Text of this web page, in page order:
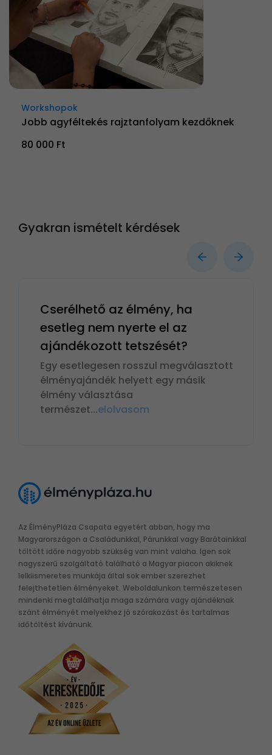
Workshopok
Jobb agyféltekés rajztanfolyam kezdőknek
80 000 Ft
Gyakran ismételt kérdések
Cserélhető az élmény, ha
esetleg nem nyerte el az
ajándékozott tetszését?
Egy esetlegesen rosszul megválasztott
élményajándék helyett egy másik
élmény választása
természet...elolvasom
Az ÉlményPláza Csapata egyetért abban, hogy ma
Magyarországon a Családunkkal, Párunkkal vagy Barátainkkal
töltött időre nagyobb szükség van mint valaha. Igen sok
nagyszerű szolgáltató található a Magyar piacon akiknek
lelkiismeretes munkája által sok ember szerezhet
felejthetetlen élményeket. Weboldalunkon természetesen
mindenki megtalálhatja maga számára vagy ajándéknak
szánt élményét melyekhez jó szórakozást és tartalmas
időtöltést kívánunk.